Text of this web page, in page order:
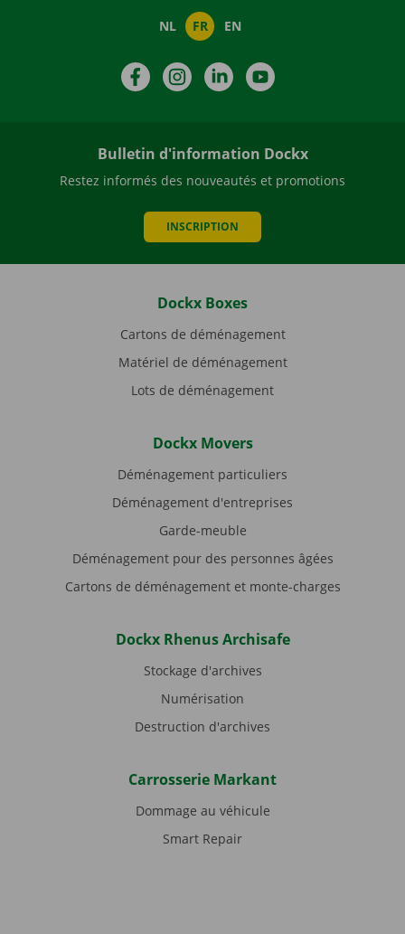
NL FR EN
FacebookInstagramLinkedIn
Bulletin d'information Dockx
Restez informés des nouveautés et promotions
INSCRIPTION
Dockx Boxes
Cartons de déménagement
Matériel de déménagement
Lots de déménagement
Dockx Movers
Déménagement particuliers
Déménagement d'entreprises
Garde-meuble
Déménagement pour des personnes âgées
Cartons de déménagement et monte-charges
Dockx Rhenus Archisafe
Stockage d'archives
Numérisation
Destruction d'archives
Carrosserie Markant
Dommage au véhicule
Smart Repair